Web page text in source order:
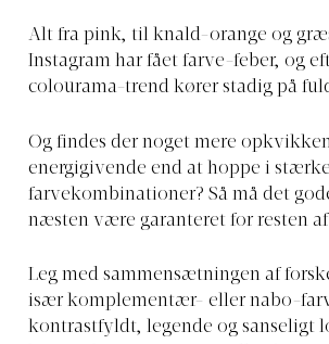
Alt fra pink, til knald-orange og
Instagram har fået farve-feber, og
colourama-trend kører stadig på
Og findes der noget mere
energigivende end at hoppe i stærke
farvekombinationer? Så må det
næsten være garanteret for resten af
Leg med sammensætningen af
især komplementær- eller nabo-
kontrastfyldt, legende og sanseligt